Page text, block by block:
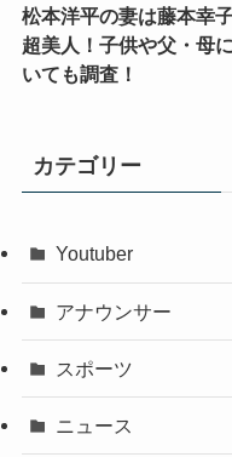
松本洋平の妻は藤本幸
超美人！子供や父・母
いても調査！
カテゴリー
Youtuber
アナウンサー
スポーツ
ニュース